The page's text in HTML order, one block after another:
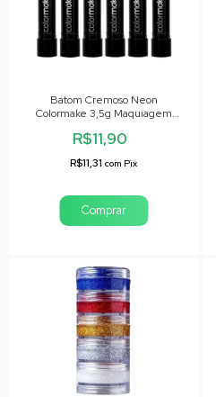
Batom Cremoso Neon
Colormake 3,5g Maquiagem
R$11,90
R$11,31com Pix
Comprar